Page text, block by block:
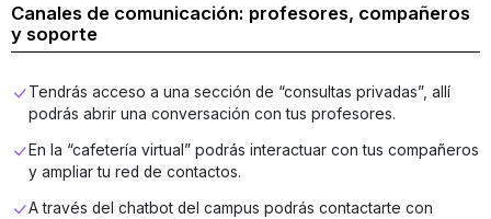
Canales de comunicación: profesores, compañeros
y soporte
Tendrás acceso a una sección de “consultas privadas”, allí
podrás abrir una conversación con tus profesores.
En la “cafetería virtual” podrás interactuar con tus compañeros
y ampliar tu red de contactos.
A través del chatbot del campus podrás contactarte con